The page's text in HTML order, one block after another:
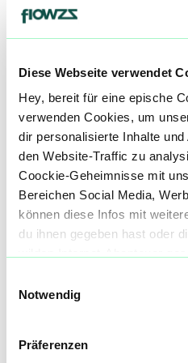
Diese Webseite verwendet
Hey, bereit für eine epische
verwenden Cookies, um
dir personalisierte Inhalte
den Website-Traffic zu
Coockie-Geheimnisse mit
Bereichen Social Media,
können diese Infos mit
du ihnen gegeben hast oder
Notwendig
Präferenzen
Über diesen Strain:
C Cool Grapes
Cannabisblüten mit
Cool Grapes